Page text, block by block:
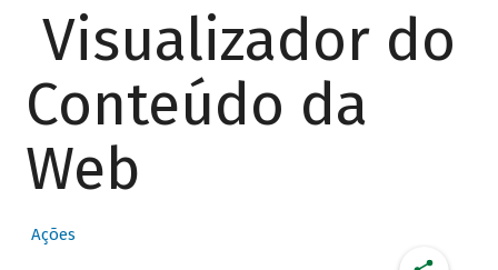
Visualizador do
Conteúdo da
Web
Ações